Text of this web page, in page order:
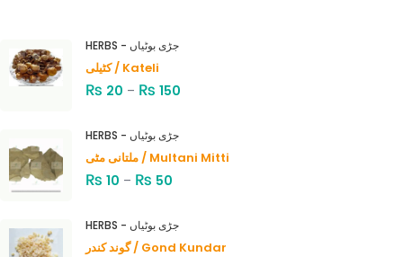
HERBS - جڑی بوٹیاں
کٹیلی / Kateli
₨ 20 – ₨ 150
HERBS - جڑی بوٹیاں
ملتانی مٹی / Multani Mitti
₨ 10 – ₨ 50
HERBS - جڑی بوٹیاں
گوند کندر / Gond Kundar